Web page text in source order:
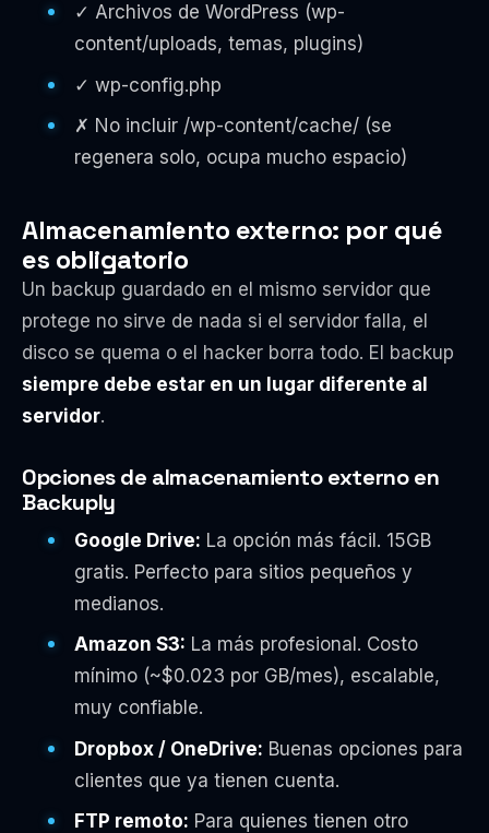
✓ Archivos de WordPress (wp-
content/uploads, temas, plugins)
✓ wp-config.php
✗ No incluir /wp-content/cache/ (se
regenera solo, ocupa mucho espacio)
Almacenamiento externo: por qué
es obligatorio
Un backup guardado en el mismo servidor que
protege no sirve de nada si el servidor falla, el
disco se quema o el hacker borra todo. El backup
siempre debe estar en un lugar diferente al
servidor.
Opciones de almacenamiento externo en
Backuply
Google Drive: La opción más fácil. 15GB
gratis. Perfecto para sitios pequeños y
medianos.
Amazon S3: La más profesional. Costo
mínimo (~$0.023 por GB/mes), escalable,
muy confiable.
Dropbox / OneDrive: Buenas opciones para
clientes que ya tienen cuenta.
FTP remoto: Para quienes tienen otro